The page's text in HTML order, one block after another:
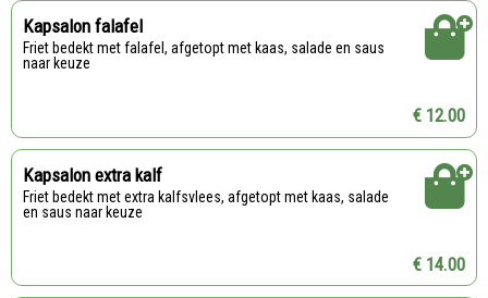
Kapsalon falafel
Friet bedekt met falafel, afgetopt met kaas, salade en saus
naar keuze
€ 12.00
Kapsalon extra kalf
Friet bedekt met extra kalfsvlees, afgetopt met kaas, salade
en saus naar keuze
€ 14.00